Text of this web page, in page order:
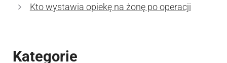
Kto wystawia opiekę na żonę po operacji
Kategorie